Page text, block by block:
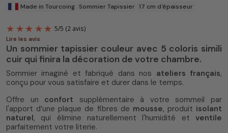
5/5 (2 avis)
Made in Tourcoing Sommier Tapissier 17 cm d'épaisseur
Lire les avis
Un sommier tapissier couleur avec 5 coloris simili
cuir qui finira la décoration de votre chambre.
Sommier imaginé et fabriqué dans nos ateliers français,
conçu pour vous satisfaire et durer dans le temps.
Offre un confort supplémentaire à votre sommeil par
l'apport d’une plaque de fibres de mousse, produit isolant
naturel, qui élimine naturellement l'humidité et ventile
parfaitement votre literie.